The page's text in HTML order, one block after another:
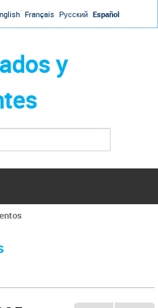
Français Русский Español
y